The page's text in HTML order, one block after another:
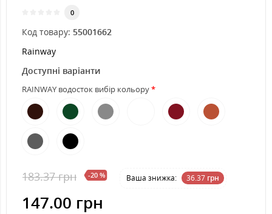
0
Код товару: 55001662
Rainway
Доступні варіанти
RAINWAY водосток вибір кольору
183.37 грн -20 % Ваша знижка: 36.37 грн
147.00 грн